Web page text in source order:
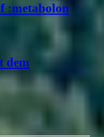
:metabolon
dem